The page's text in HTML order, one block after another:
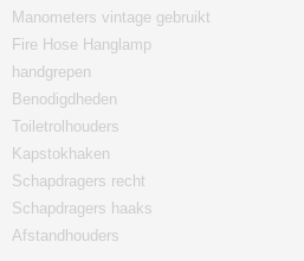
Manometers vintage gebruikt
Fire Hose Hanglamp
handgrepen
Benodigdheden
Toiletrolhouders
Kapstokhaken
Schapdragers recht
Schapdragers haaks
Afstandhouders